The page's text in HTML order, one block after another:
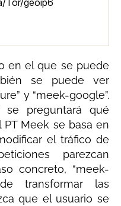
Tor/geoip6
en el que se puede
se puede ver
y “meek-google”.
se preguntará qué
Meek se basa en
el tráfico de
parezcan
concreto, “meek-
transformar las
que el usuario se